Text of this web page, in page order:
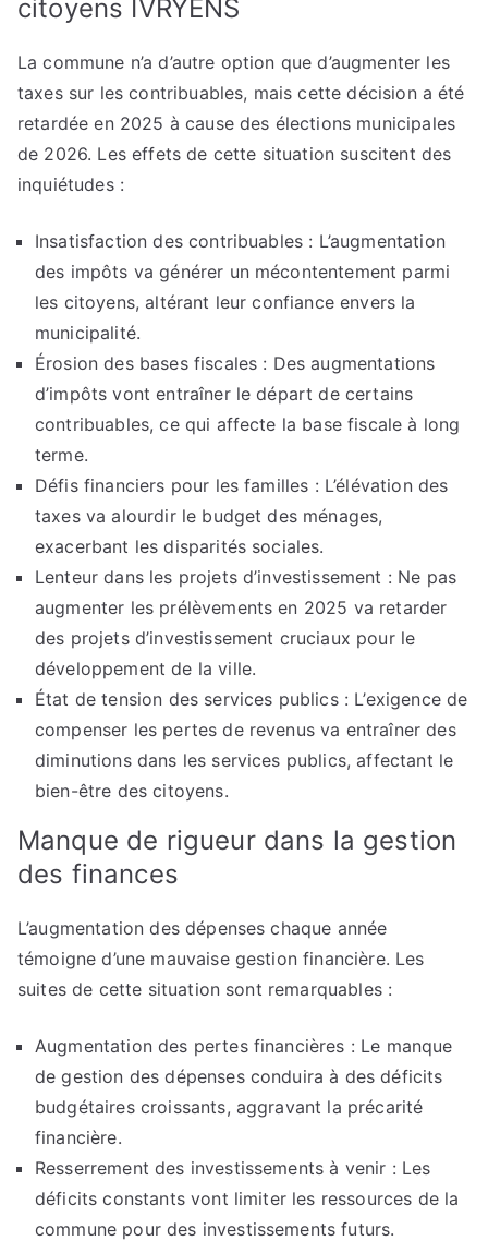
citoyens IVRYENS
La commune n’a d’autre option que d’augmenter les
taxes sur les contribuables, mais cette décision a été
retardée en 2025 à cause des élections municipales
de 2026. Les effets de cette situation suscitent des
inquiétudes :
Insatisfaction des contribuables : L’augmentation
des impôts va générer un mécontentement parmi
les citoyens, altérant leur confiance envers la
municipalité.
Érosion des bases fiscales : Des augmentations
d’impôts vont entraîner le départ de certains
contribuables, ce qui affecte la base fiscale à long
terme.
Défis financiers pour les familles : L’élévation des
taxes va alourdir le budget des ménages,
exacerbant les disparités sociales.
Lenteur dans les projets d’investissement : Ne pas
augmenter les prélèvements en 2025 va retarder
des projets d’investissement cruciaux pour le
développement de la ville.
État de tension des services publics : L’exigence de
compenser les pertes de revenus va entraîner des
diminutions dans les services publics, affectant le
bien-être des citoyens.
Manque de rigueur dans la gestion
des finances
L’augmentation des dépenses chaque année
témoigne d’une mauvaise gestion financière. Les
suites de cette situation sont remarquables :
Augmentation des pertes financières : Le manque
de gestion des dépenses conduira à des déficits
budgétaires croissants, aggravant la précarité
financière.
Resserrement des investissements à venir : Les
déficits constants vont limiter les ressources de la
commune pour des investissements futurs.